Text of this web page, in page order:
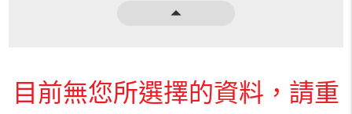
arrow_drop_up
目前無您所選擇的資料，請重